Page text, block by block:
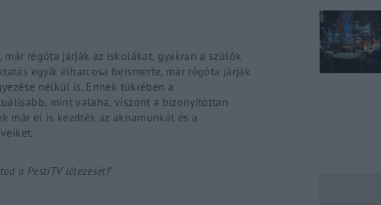
már régóta járják az iskolákat, gyakran a szülők
egyik élharcosa beismerte, már régóta járják
nélkül is. Ennek tükrében a
mint valaha, viszont a bizonyítottan
már el is kezdték az aknamunkát és a
a PestiTV létezését!”